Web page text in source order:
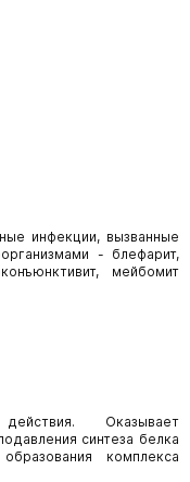
инфекции, вызванные
- блефарит,
мейбомит
Оказывает
синтеза белка
комплекса